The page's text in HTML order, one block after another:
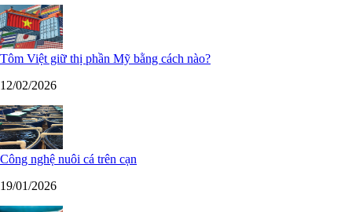
Tôm Việt giữ thị phần Mỹ bằng cách nào?
12/02/2026
Công nghệ nuôi cá trên cạn
19/01/2026